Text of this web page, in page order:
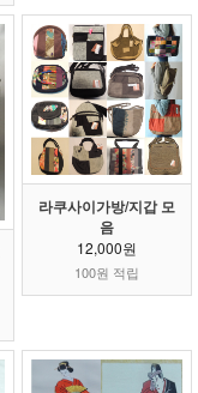
라쿠사이가방/지갑 모
음
12,000원
100원 적립